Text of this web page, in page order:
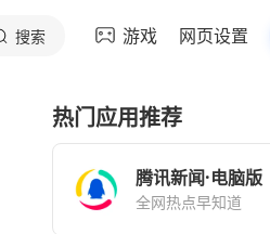
搜索 游戏 网页设置
热门应用推荐
腾讯新闻·电脑版
全网热点早知道